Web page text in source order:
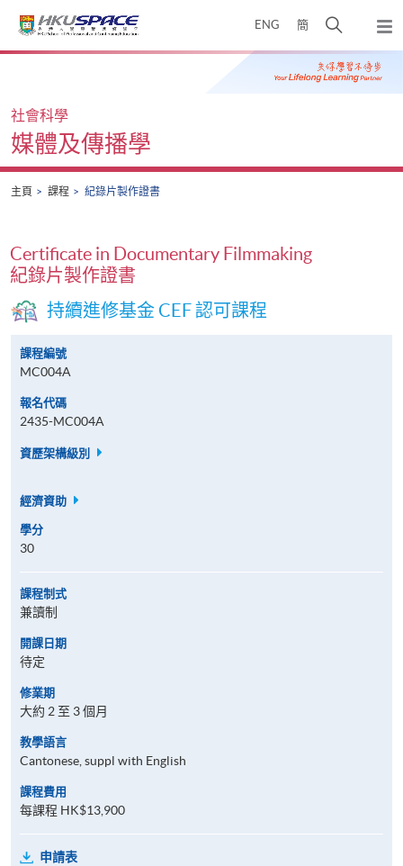
ENG 簡
開
搜
尋
彈
出
主
Main
社會科學
媒體及傳播學
主頁 課程 紀錄片製作證書
Certificate in Documentary Filmmaking
紀錄片製作證書
持續進修基金 CEF 認可課程
課程編號
MC004A
報名代碼
2435-MC004A
資歷架構級別
經濟資助
學分
30
課程制式
兼讀制
開課日期
待定
修業期
大約 2 至 3 個月
教學語言
Cantonese, suppl with English
課程費用
每課程 HK$13,900
申請表